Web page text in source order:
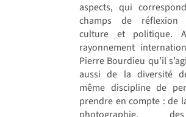
aspects, qui
champs de réflexion
culture et politique.
rayonnement
Pierre Bourdieu qu’il
aussi de la diversité
même discipline de
prendre en compte : de